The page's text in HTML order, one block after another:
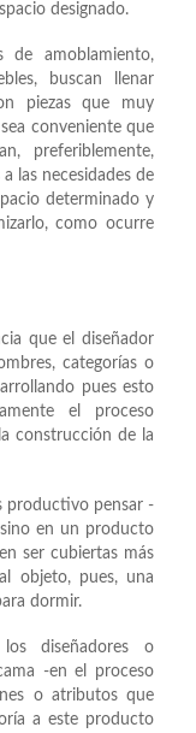
designado.
de amoblamiento,
buscan llenar
piezas que muy
conveniente que
preferiblemente,
las necesidades de
determinado y
como ocurre
que el diseñador
categorías o
pues esto
el proceso
construcción de la
productivo pensar -
en un producto
ser cubiertas más
objeto, pues, una
dormir.
diseñadores o
-en el proceso
o atributos que
a este producto